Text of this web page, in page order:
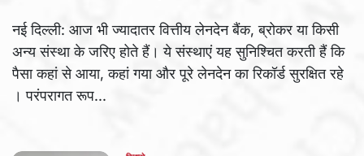
नई दिल्ली: आज भी ज्यादातर वित्तीय लेनदेन बैंक, ब्रोकर या किसी
अन्य संस्था के जरिए होते हैं। ये संस्थाएं यह सुनिश्चित करती हैं कि
पैसा कहां से आया, कहां गया और पूरे लेनदेन का रिकॉर्ड सुरक्षित रहे
। परंपरागत रूप...